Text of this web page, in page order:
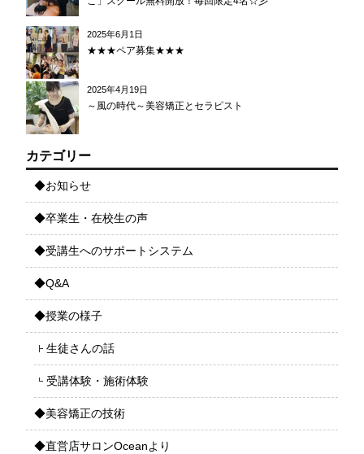
2025年6月1日
★★★ペア募集★★★
2025年4月19日
～風の時代～美容矯正とセラピスト
カテゴリー
◆お知らせ
◆卒業生・在校生の声
◆受講生へのサポートシステム
◆Q&A
◆授業の様子
生徒さんの話
受講体験・施術体験
◆美容矯正の技術
◆直営店サロンOceanより